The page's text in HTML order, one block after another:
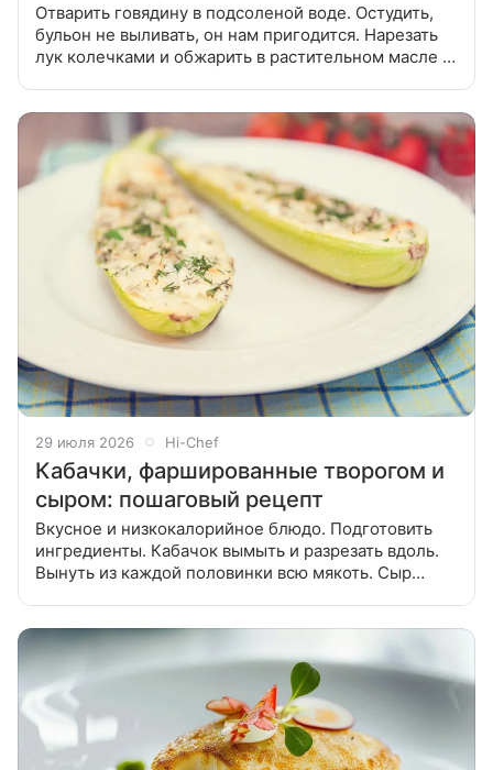
Отварить говядину в подсоленой воде. Остудить,
бульон не выливать, он нам пригодится. Нарезать
лук колечками и обжарить в растительном масле до
29 июля 2026 Hi-Chef
Кабачки, фаршированные творогом и
сыром: пошаговый рецепт
Вкусное и низкокалорийное блюдо. Подготовить
ингредиенты. Кабачок вымыть и разрезать вдоль.
Вынуть из каждой половинки всю мякоть. Сыр